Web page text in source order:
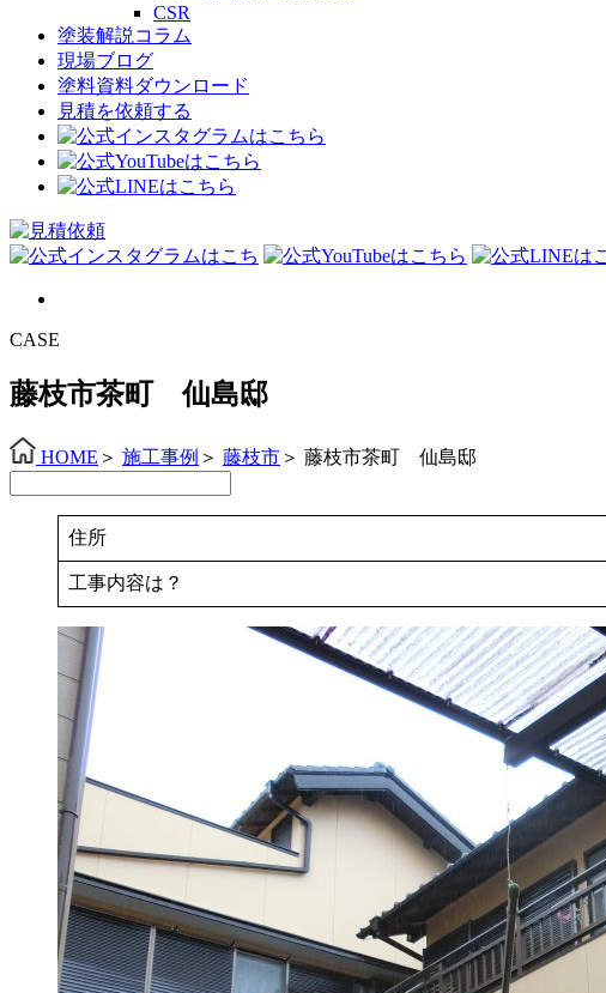
CSR
塗装解説コラム
現場ブログ
塗料資料ダウンロード
見積を依頼する
CASE
藤枝市茶町 仙島邸
HOME ＞ 施工事例 ＞ 藤枝市 ＞ 藤枝市茶町 仙島邸
住所
工事内容は？